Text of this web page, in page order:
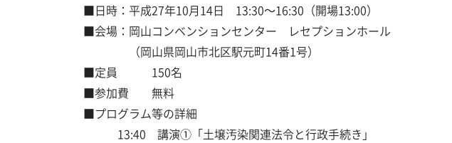
■日時：平成27年10月14日 13:30～16:30（開場13:00）
■会場：岡山コンベンションセンター レセプションホール
（岡山県岡山市北区駅元町14番1号）
■定員 150名
■参加費 無料
■プログラム等の詳細
13:40 講演①「土壌汚染関連法令と行政手続き」